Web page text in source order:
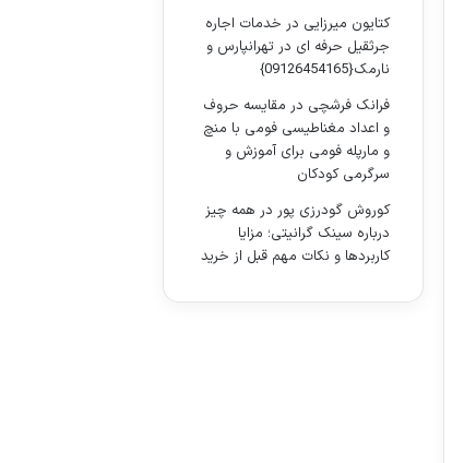
کتایون میرزایی در خدمات اجاره
جرثقیل حرفه ای در تهرانپارس و
نارمک{09126454165}
فرانک فرشچی در مقایسه حروف
و اعداد مغناطیسی فومی با منچ
و مارپله فومی برای آموزش و
سرگرمی کودکان
کوروش گودرزی پوردر همه چیز
درباره سینک گرانیتی؛ مزایا
کاربردها و نکات مهم قبل از خرید